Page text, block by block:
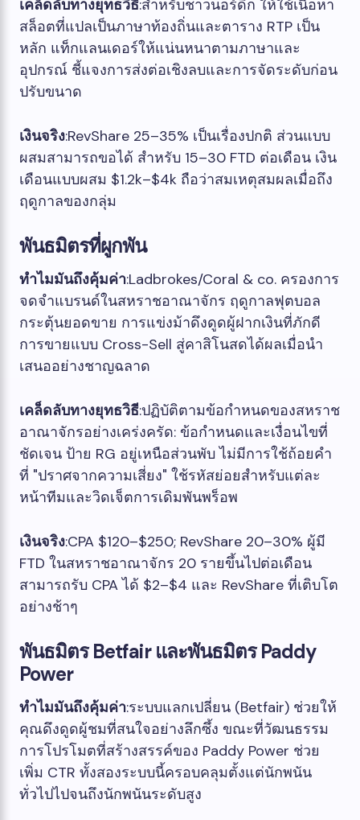
เคล็ดลับทางยุทธวิธี:สำหรับชาวนอร์ดิก ให้ใช้เนื้อหา
สล็อตที่แปลเป็นภาษาท้องถิ่นและตาราง RTP เป็น
หลัก แท็กแลนเดอร์ให้แน่นหนาตามภาษาและ
อุปกรณ์ ชี้แจงการส่งต่อเชิงลบและการจัดระดับก่อน
ปรับขนาด
เงินจริง:RevShare 25–35% เป็นเรื่องปกติ ส่วนแบบ
ผสมสามารถขอได้ สำหรับ 15–30 FTD ต่อเดือน เงิน
เดือนแบบผสม $1.2k–$4k ถือว่าสมเหตุสมผลเมื่อถึง
ฤดูกาลของกลุ่ม
พันธมิตรที่ผูกพัน
ทำไมมันถึงคุ้มค่า:Ladbrokes/Coral & co. ครองการ
จดจำแบรนด์ในสหราชอาณาจักร ฤดูกาลฟุตบอล
กระตุ้นยอดขาย การแข่งม้าดึงดูดผู้ฝากเงินที่ภักดี
การขายแบบ Cross-Sell สู่คาสิโนสดได้ผลเมื่อนำ
เสนออย่างชาญฉลาด
เคล็ดลับทางยุทธวิธี:ปฏิบัติตามข้อกำหนดของสหราช
อาณาจักรอย่างเคร่งครัด: ข้อกำหนดและเงื่อนไขที่
ชัดเจน ป้าย RG อยู่เหนือส่วนพับ ไม่มีการใช้ถ้อยคำ
ที่ "ปราศจากความเสี่ยง" ใช้รหัสย่อยสำหรับแต่ละ
หน้าทีมและวิดเจ็ตการเดิมพันพร็อพ
เงินจริง:CPA $120–$250; RevShare 20–30% ผู้มี
FTD ในสหราชอาณาจักร 20 รายขึ้นไปต่อเดือน
สามารถรับ CPA ได้ $2–$4 และ RevShare ที่เติบโต
อย่างช้าๆ
พันธมิตร Betfair และพันธมิตร Paddy
Power
ทำไมมันถึงคุ้มค่า:ระบบแลกเปลี่ยน (Betfair) ช่วยให้
คุณดึงดูดผู้ชมที่สนใจอย่างลึกซึ้ง ขณะที่วัฒนธรรม
การโปรโมตที่สร้างสรรค์ของ Paddy Power ช่วย
เพิ่ม CTR ทั้งสองระบบนี้ครอบคลุมตั้งแต่นักพนัน
ทั่วไปไปจนถึงนักพนันระดับสูง